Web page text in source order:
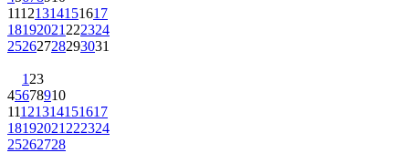
11121314151617
18192021 222324
25262728293031
1 23
45678910
11121314151617
18192021 222324
25262728